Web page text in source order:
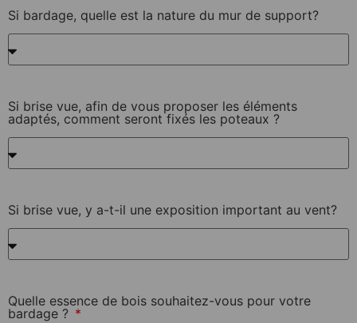
Si bardage, quelle est la nature du mur de support?
Si brise vue, afin de vous proposer les éléments
adaptés, comment seront fixés les poteaux ?
Si brise vue, y a-t-il une exposition important au vent?
Quelle essence de bois souhaitez-vous pour votre
bardage ?